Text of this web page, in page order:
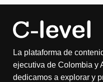
La plataforma de
ejecutiva de Colombia y
dedicamos a explorar y